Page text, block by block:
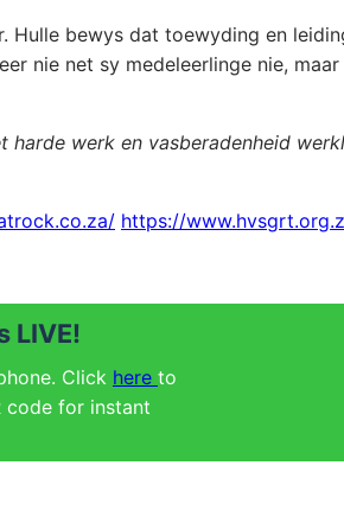
bewys dat toewyding en
nie net sy medeleerlinge nie,
harde werk en vasberadenheid
https://
LIVE!
Click here to
code for instant